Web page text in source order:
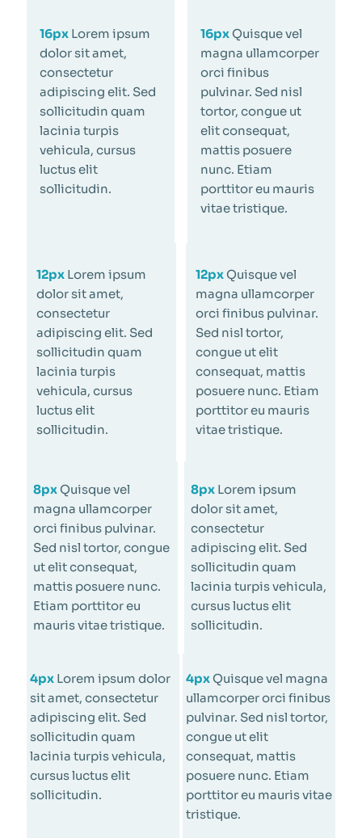
16px Lorem ipsum
dolor sit amet,
consectetur
adipiscing elit. Sed
sollicitudin quam
lacinia turpis
vehicula, cursus
luctus elit
sollicitudin.
16px Quisque vel
magna ullamcorper
orci finibus
pulvinar. Sed nisl
tortor, congue ut
elit consequat,
mattis posuere
nunc. Etiam
porttitor eu mauris
vitae tristique.
12px Lorem ipsum
dolor sit amet,
consectetur
adipiscing elit. Sed
sollicitudin quam
lacinia turpis
vehicula, cursus
luctus elit
sollicitudin.
12px Quisque vel
magna ullamcorper
orci finibus pulvinar.
Sed nisl tortor,
congue ut elit
consequat, mattis
posuere nunc. Etiam
porttitor eu mauris
vitae tristique.
8px Quisque vel
magna ullamcorper
orci finibus pulvinar.
Sed nisl tortor, congue
ut elit consequat,
mattis posuere nunc.
Etiam porttitor eu
mauris vitae tristique.
8px Lorem ipsum
dolor sit amet,
consectetur
adipiscing elit. Sed
sollicitudin quam
lacinia turpis vehicula,
cursus luctus elit
sollicitudin.
4px Lorem ipsum dolor
sit amet, consectetur
adipiscing elit. Sed
sollicitudin quam
lacinia turpis vehicula,
cursus luctus elit
sollicitudin.
4px Quisque vel magna
ullamcorper orci finibus
pulvinar. Sed nisl tortor,
congue ut elit
consequat, mattis
posuere nunc. Etiam
porttitor eu mauris vitae
tristique.